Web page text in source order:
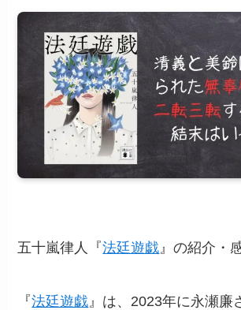
五十嵐律人『法廷遊戯 』の紹介・
『法廷遊戯 』は、2023年に永瀬廉